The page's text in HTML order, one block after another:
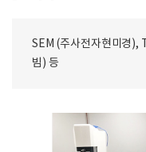
SEM (주사전자현미경),
빔) 등